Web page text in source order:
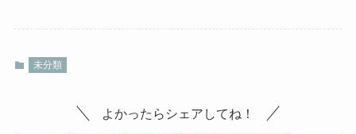
未分類
よかったらシェアしてね！